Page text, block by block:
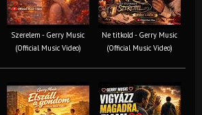
Szerelem - Gerry Music
(Official Music Video)
Ne titkold - Gerry Music
(Official Music Video)